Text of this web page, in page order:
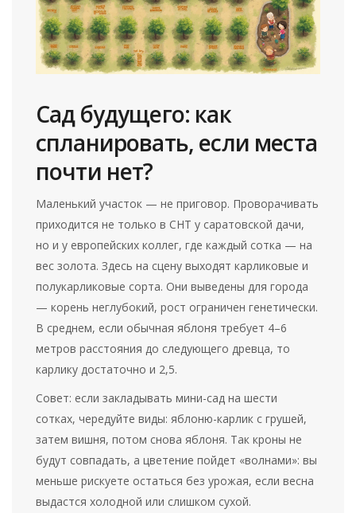
Сад будущего: как
спланировать, если места
почти нет?
Маленький участок — не приговор. Проворачивать
приходится не только в СНТ у саратовской дачи,
но и у европейских коллег, где каждый сотка — на
вес золота. Здесь на сцену выходят карликовые и
полукарликовые сорта. Они выведены для города
— корень неглубокий, рост ограничен генетически.
В среднем, если обычная яблоня требует 4–6
метров расстояния до следующего древца, то
карлику достаточно и 2,5.
Совет: если закладывать мини-сад на шести
сотках, чередуйте виды: яблоню-карлик с грушей,
затем вишня, потом снова яблоня. Так кроны не
будут совпадать, а цветение пойдет «волнами»: вы
меньше рискуете остаться без урожая, если весна
выдастся холодной или слишком сухой.